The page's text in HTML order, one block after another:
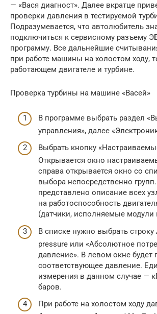
— «Вася диагност». Далее вкратце
проверки давления в тестируемой
Подразумевается, что автолюбитель
подключиться к сервисному разъему
программу. Все дальнейшие
при работе машины на холостом ходу,
работающем двигателе и турбине.
Проверка турбины на машине «Васей»
В программе выбрать раздел
управления», далее
Выбрать кнопку
Открывается окно
справа открывается окно со
выбора непосредственно
представлено описание всех
на работоспособность
(датчики, исполняемые модули
В списке нужно выбрать
pressure или «Абсолютное
давление». В левом окне будет
соответствующее давление.
измерения в данном случае —
баров.
При работе на холостом ходу